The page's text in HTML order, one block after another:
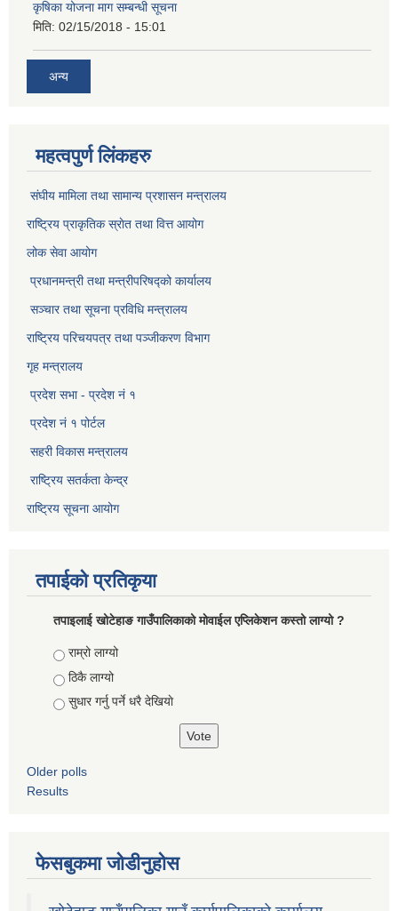
कृषिका योजना माग सम्बन्धी सूचना
मिति: 02/15/2018 - 15:01
अन्य
महत्वपुर्ण लिंकहरु
संघीय मामिला तथा सामान्य प्रशासन मन्त्रालय
राष्ट्रिय प्राकृतिक स्राेत तथा वित्त आयोग
लोक सेवा आयोग
प्रधानमन्त्री तथा मन्त्रीपरिषद्को कार्यालय
सञ्‍चार तथा सूचना प्रविधि मन्त्रालय
राष्ट्रिय परिचयपत्र तथा पञ्जीकरण विभाग​
गृह मन्त्रालय
प्रदेश सभा - प्रदेश नं १
प्रदेश नं १ पोर्टल
सहरी विकास मन्त्रालय
राष्ट्रिय सतर्कता केन्द्र
राष्ट्रिय सूचना आयोग
तपाईको प्रतिकृया
तपाइलाई खोटेहाङ गाउँपालिकाको माेवाईल एप्लिकेशन कस्तो लाग्यो ?
Choices
राम्रो लाग्यो
ठिकै लाग्यो
सुधार गर्नु पर्ने धरै देखियाे
Older polls
Results
फेसबुकमा जोडीनुहोस